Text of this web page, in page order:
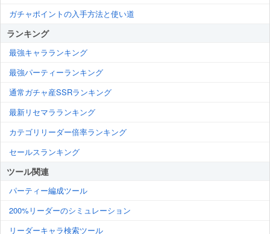
ガチャポイントの入手方法と使い道
ランキング
最強キャラランキング
最強パーティーランキング
通常ガチャ産SSRランキング
最新リセマラランキング
カテゴリリーダー倍率ランキング
セールスランキング
ツール関連
パーティー編成ツール
200%リーダーのシミュレーション
リーダーキャラ検索ツール